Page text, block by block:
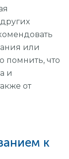
или
помнить, что
и
от
к